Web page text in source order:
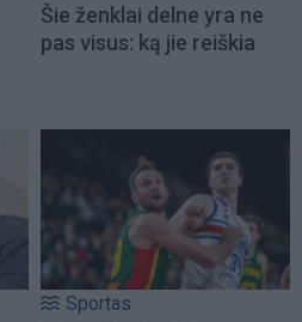
Šie ženklai delne yra ne
pas visus: ką jie reiškia
Sportas